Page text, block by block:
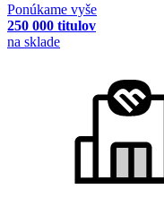
Ponúkame vyše
250 000 titulov
na sklade